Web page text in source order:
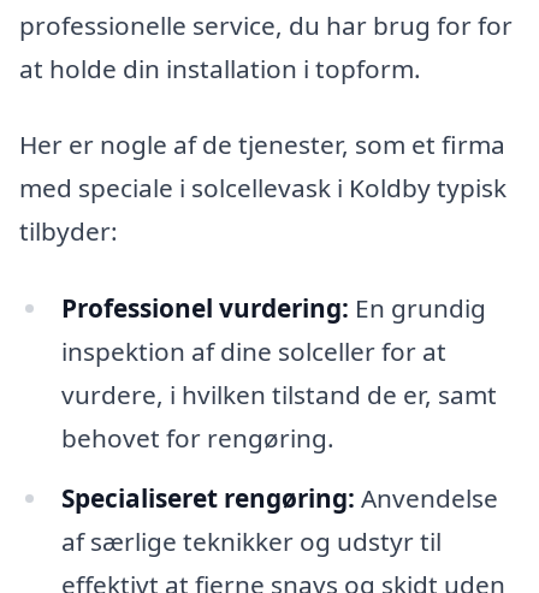
professionelle service, du har brug for for
at holde din installation i topform.
Her er nogle af de tjenester, som et firma
med speciale i solcellevask i Koldby typisk
tilbyder:
Professionel vurdering: En grundig
inspektion af dine solceller for at
vurdere, i hvilken tilstand de er, samt
behovet for rengøring.
Specialiseret rengøring: Anvendelse
af særlige teknikker og udstyr til
effektivt at fjerne snavs og skidt uden